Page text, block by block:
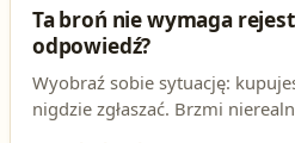
Ta broń nie wymaga
odpowiedź?
Wyobraź sobie sytuację:
nigdzie zgłaszać. Brzmi